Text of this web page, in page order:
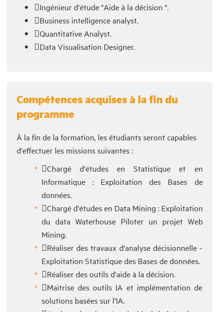
Ingénieur d'étude "Aide à la décision ".
Business intelligence analyst.
Quantitative Analyst.
Data Visualisation Designer.
Compétences acquises à la fin du
programme
À la fin de la formation, les étudiants seront capables
d'effectuer les missions suivantes :
Chargé d'études en Statistique et en
Informatique : Exploitation des Bases de
données.
Chargé d'études en Data Mining : Exploitation
du data Waterhouse Piloter un projet Web
Mining.
Réaliser des travaux d'analyse décisionnelle -
Exploitation Statistique des Bases de données.
Réaliser des outils d'aide à la décision.
Maitrise des outils IA et implémentation de
solutions basées sur l’IA.